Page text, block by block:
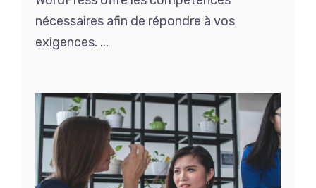
nécessaires afin de répondre à vos
exigences. ...